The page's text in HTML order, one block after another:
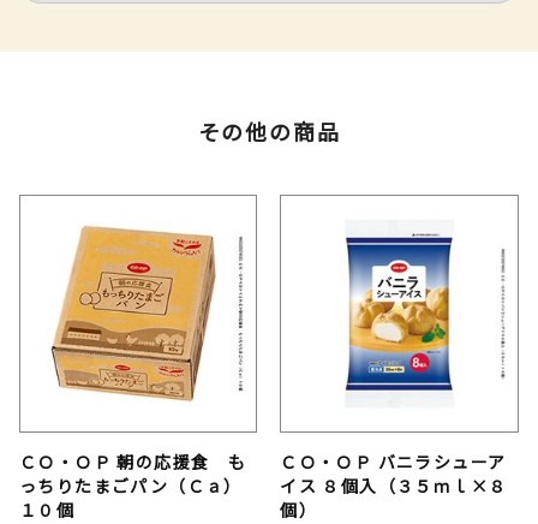
その他の商品
ＣＯ・ＯＰ 朝の応援食 も
っちりたまごパン（Ｃａ）
１０個
ＣＯ・ＯＰ バニラシューア
イス ８個入（３５ｍｌ×８
個）